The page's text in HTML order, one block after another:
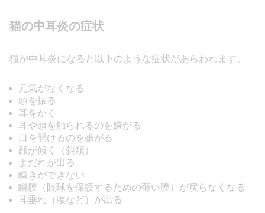
猫の中耳炎の症状
猫が中耳炎になると以下のような症状があらわれます。
元気がなくなる
頭を振る
耳をかく
耳や頭を触られるのを嫌がる
口を開けるのを嫌がる
顔が傾く（斜頚）
よだれが出る
瞬きができない
瞬膜（眼球を保護するための薄い膜）が戻らなくなる
耳垂れ（膿など）が出る